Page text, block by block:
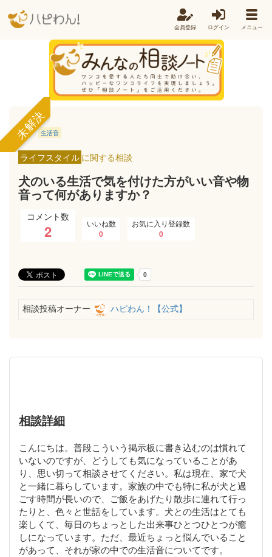
会員登録 ログイン メニュー
未解決
音 生活音
ライフスタイル に関する相談
犬のいる生活で気を付けた方がいい音や物
音って何がありますか？
コメント数
2 いいね数
0
お気に入り登録数
0
相談投稿オーナー ハピわん！【公式】
相談詳細
こんにちは。普段こういう掲示板に書き込むのは慣れて
いないのですが、どうしても気になっていることがあ
り、思い切って相談させてください。私は現在、家で犬
と一緒に暮らしています。家族の中でも特に私が犬と過
ごす時間が長いので、ご飯をあげたり散歩に連れて行っ
たりと、色々と世話をしています。犬との生活はとても
楽しくて、毎日のちょっとした出来事ひとつひとつが癒
しになっています。ただ、最近ちょっと悩んでいること
があって、それが家の中での生活音についてです。